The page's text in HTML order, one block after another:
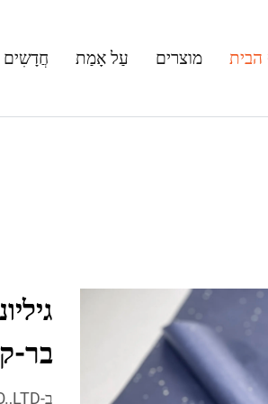
הבית מוצרים עַל אָמַת חֲדָשִים
בר-